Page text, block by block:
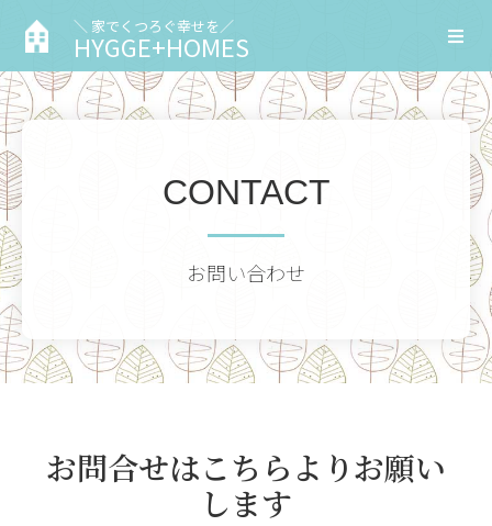
＼ 家でくつろぐ幸せを／
HYGGE+HOMES
CONTACT
お問い合わせ
お問合せはこちらよりお願い
します